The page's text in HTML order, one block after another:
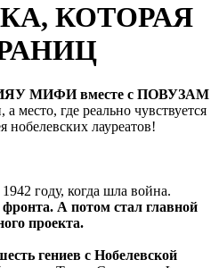
КОТОРАЯ
МИФИ вместе с ПОВУЗАМ
место, где реально чувствуется
нобелевских лауреатов!
году, когда шла война.
А потом стал главной
проекта.
гениев с Нобелевской